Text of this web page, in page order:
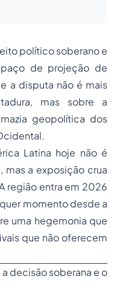
político soberano e
de projeção de
a disputa não é mais
mas sobre a
geopolítica dos
Latina hoje não é
mas a exposição crua
região entra em 2026
momento desde a
uma hegemonia que
que não oferecem
decisão soberana e o